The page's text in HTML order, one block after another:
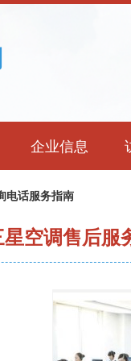
企业信息
电话服务指南
空调售后服